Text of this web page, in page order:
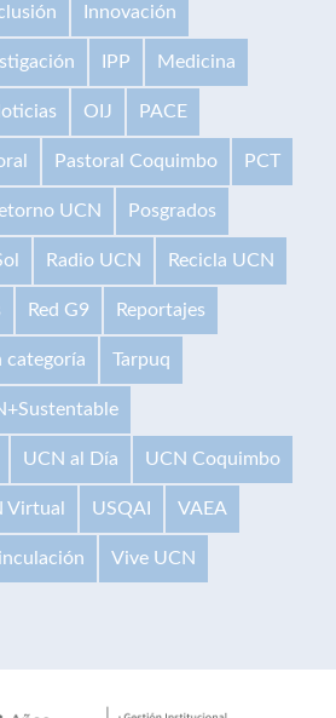
Innovación
IPP Medicina
OIJ PACE
Pastoral Coquimbo PCT
UCN Posgrados
Radio UCN Recicla UCN
Red G9 Reportajes
categoría Tarpuq
UCN al Día UCN Coquimbo
Virtual USQAI VAEA
Vive UCN